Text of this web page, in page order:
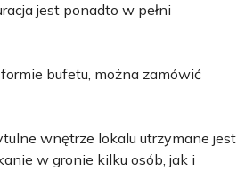
jest ponadto w pełni
bufetu, można zamówić
wnętrze lokalu utrzymane jest
w gronie kilku osób, jak i